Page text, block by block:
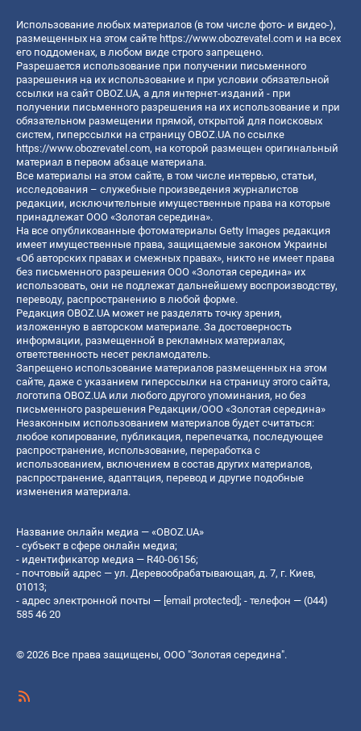
Использование любых материалов (в том числе фото- и видео-),
размещенных на этом сайте https://www.obozrevatel.com и на всех
его поддоменах, в любом виде строго запрещено.
Разрешается использование при получении письменного
разрешения на их использование и при условии обязательной
ссылки на сайт OBOZ.UA, а для интернет-изданий - при
получении письменного разрешения на их использование и при
обязательном размещении прямой, открытой для поисковых
систем, гиперссылки на страницу OBOZ.UA по ссылке
https://www.obozrevatel.com, на которой размещен оригинальный
материал в первом абзаце материала.
Все материалы на этом сайте, в том числе интервью, статьи,
исследования – служебные произведения журналистов
редакции, исключительные имущественные права на которые
принадлежат ООО «Золотая середина».
На все опубликованные фотоматериалы Getty Images редакция
имеет имущественные права, защищаемые законом Украины
«Об авторских правах и смежных правах», никто не имеет права
без письменного разрешения ООО «Золотая середина» их
использовать, они не подлежат дальнейшему воспроизводству,
переводу, распространению в любой форме.
Редакция OBOZ.UA может не разделять точку зрения,
изложенную в авторском материале. За достоверность
информации, размещенной в рекламных материалах,
ответственность несет рекламодатель.
Запрещено использование материалов размещенных на этом
сайте, даже с указанием гиперссылки на страницу этого сайта,
логотипа OBOZ.UA или любого другого упоминания, но без
письменного разрешения Редакции/ООО «Золотая середина»
Незаконным использованием материалов будет считаться:
любое копирование, публикация, перепечатка, последующее
распространение, использование, переработка с
использованием, включением в состав других материалов,
распространение, адаптация, перевод и другие подобные
изменения материала.
Название онлайн медиа — «OBOZ.UA»
- субъект в сфере онлайн медиа;
- идентификатор медиа — R40-06156;
- почтовый адрес — ул. Деревообрабатывающая, д. 7, г. Киев,
01013;
- адрес электронной почты — [email protected]; - телефон — (044)
585 46 20
© 2026 Все права защищены, ООО "Золотая середина".